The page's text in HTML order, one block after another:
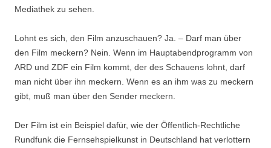
Mediathek zu sehen.
Lohnt es sich, den Film anzuschauen? Ja. – Darf man über
den Film meckern? Nein. Wenn im Hauptabendprogramm von
ARD und ZDF ein Film kommt, der des Schauens lohnt, darf
man nicht über ihn meckern. Wenn es an ihm was zu meckern
gibt, muß man über den Sender meckern.
Der Film ist ein Beispiel dafür, wie der Öffentlich-Rechtliche
Rundfunk die Fernsehspielkunst in Deutschland hat verlottern